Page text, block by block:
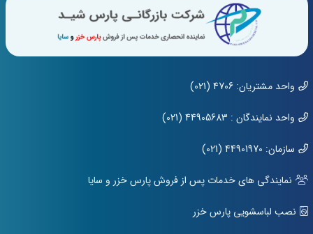
واحد مشتریان: 4706 (021)
واحد نمایندگان : 44905683 (021)
سازمان: 44901970 (021)
نمایندگی های خدمات پس از فروش پارس خزر و سایا
نصب لباسشویی پارس خزر